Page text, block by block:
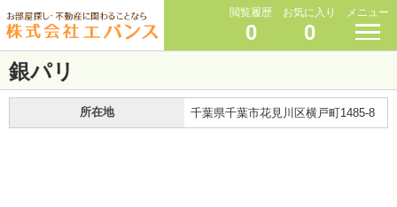
閲覧履歴
0
お気に入り
0
メニュー
銀パリ
所在地 千葉県千葉市花見川区横戸町1485-8